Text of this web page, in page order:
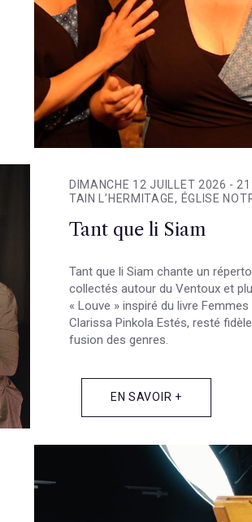
DIMANCHE 12 JUILLET 2026 -
TAIN L’HERMITAGE, ÉGLISE
Tant que li Siam
Tant que li Siam chante un
collectés autour du Ventoux et
« Louve » inspiré du livre
Clarissa Pinkola Estés, resté
fusion des genres.
EN SAVOIR +